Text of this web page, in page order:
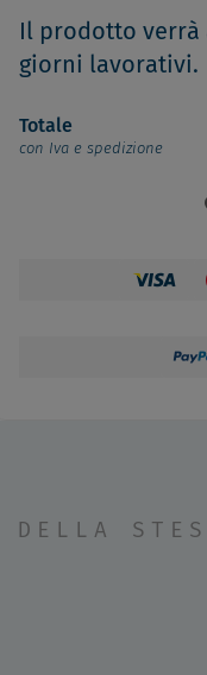
Il prodotto
giorni lavorativi.
Totale
con Iva e spedizione
DELLA